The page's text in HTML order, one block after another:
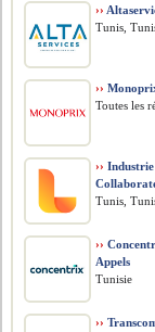
››
Tunis,
››
Toutes les
››
Tunis,
››
Appels
Tunisie
››